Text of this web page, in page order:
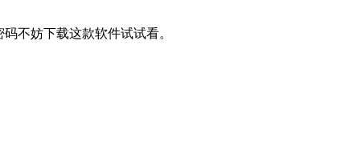
不妨下载这款软件试试看。